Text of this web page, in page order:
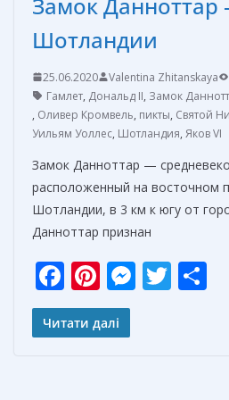
Шотландии
25.06.2020 Valentina Zhitanskaya
Гамлет, Дональд II, Замок
, Оливер Кромвель, пикты, Святой
Уильям Уоллес, Шотландия, Яков VI
Замок Данноттар —
расположенный на восточном
Шотландии, в 3 км к югу от
Данноттар признан
F
ac
e
Pi
nt
er
M T
Читати далі